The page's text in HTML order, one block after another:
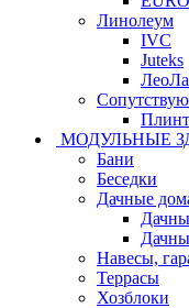
Линолеум
IVC
Juteks
МОДУЛЬНЫЕ
Бани
Беседки
Дачные
Навесы,
Террасы
Хозблоки